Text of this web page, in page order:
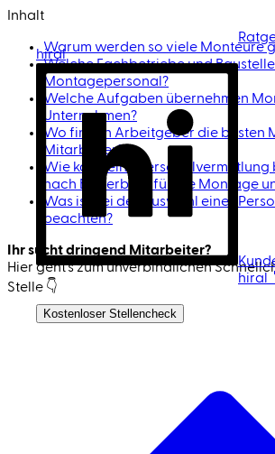
hiral
hiral
Ich bin Kandidat
Kostenloser Stellencheck
Inhalt
Warum werden so viele Monteure
Welche Fachbetriebe und
Montagepersonal?
Welche Aufgaben übernehmen
Unternehmen?
Wo finden Arbeitgeber die besten
Mitarbeiter?
Wie kann eine Personalvermittlung
nach Bewerbern für die Montage
Was ist bei der Auswahl eines
beachten?
Ihr sucht dringend Mitarbeiter?
Hier geht's zum unverbindlichen
Stelle 👇
Jetzt Mitarbeiter finden 🚀